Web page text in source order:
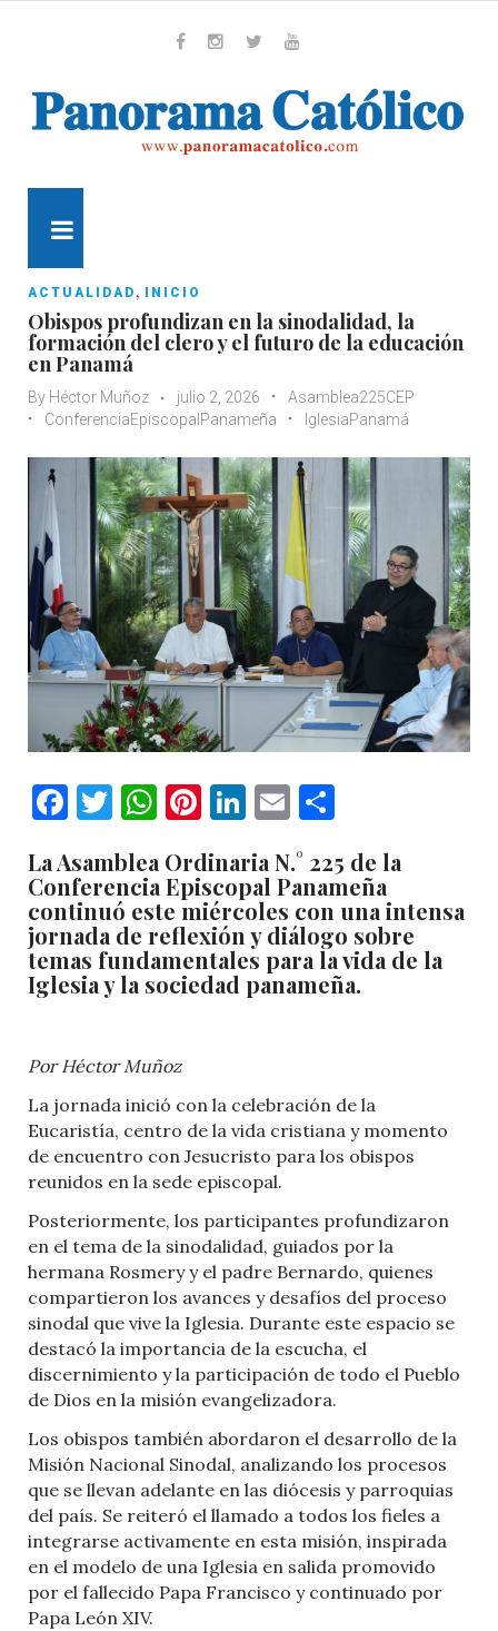
ACTUALIDAD , INICIO
Obispos profundizan en la sinodalidad, la
formación del clero y el futuro de la educación
en Panamá
By Héctor Muñoz julio 2, 2026
Asamblea225CEP
ConferenciaEpiscopalPanameña
IglesiaPanamá
Facebook
Twitter
WhatsApp
Pinterest
LinkedIn
Email
La Asamblea Ordinaria N.° 225 de la
Conferencia Episcopal Panameña
continuó este miércoles con una intensa
jornada de reflexión y diálogo sobre
temas fundamentales para la vida de la
Iglesia y la sociedad panameña.
Por Héctor Muñoz
La jornada inició con la celebración de la
Eucaristía, centro de la vida cristiana y momento
de encuentro con Jesucristo para los obispos
reunidos en la sede episcopal.
Posteriormente, los participantes profundizaron
en el tema de la sinodalidad, guiados por la
hermana Rosmery y el padre Bernardo, quienes
compartieron los avances y desafíos del proceso
sinodal que vive la Iglesia. Durante este espacio se
destacó la importancia de la escucha, el
discernimiento y la participación de todo el Pueblo
de Dios en la misión evangelizadora.
Los obispos también abordaron el desarrollo de la
Misión Nacional Sinodal, analizando los procesos
que se llevan adelante en las diócesis y parroquias
del país. Se reiteró el llamado a todos los fieles a
integrarse activamente en esta misión, inspirada
en el modelo de una Iglesia en salida promovido
por el fallecido Papa Francisco y continuado por
Papa León XIV.